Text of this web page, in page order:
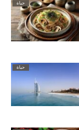
حياة
حياة